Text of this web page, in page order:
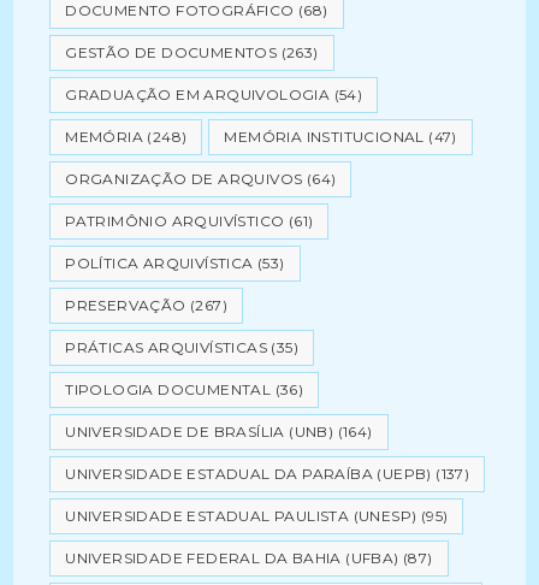
DOCUMENTO FOTOGRÁFICO (68)
GESTÃO DE DOCUMENTOS (263)
GRADUAÇÃO EM ARQUIVOLOGIA (54)
MEMÓRIA (248) MEMÓRIA INSTITUCIONAL (47)
ORGANIZAÇÃO DE ARQUIVOS (64)
PATRIMÔNIO ARQUIVÍSTICO (61)
POLÍTICA ARQUIVÍSTICA (53)
PRESERVAÇÃO (267)
PRÁTICAS ARQUIVÍSTICAS (35)
TIPOLOGIA DOCUMENTAL (36)
UNIVERSIDADE DE BRASÍLIA (UNB) (164)
UNIVERSIDADE ESTADUAL DA PARAÍBA (UEPB) (137)
UNIVERSIDADE ESTADUAL PAULISTA (UNESP) (95)
UNIVERSIDADE FEDERAL DA BAHIA (UFBA) (87)